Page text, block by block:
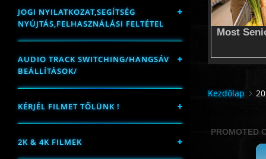
JOGI NYILATKOZAT,SEGÍTSÉG
NYÚJTÁS,FELHASZNÁLÁSI FELTÉTEL
AUDIO TRACK SWITCHING/HANGSÁV
BEÁLLÍTÁSOK/
KÉRJÉL FILMET TŐLÜNK !
2K & 4K FILMEK
Kezdőlap